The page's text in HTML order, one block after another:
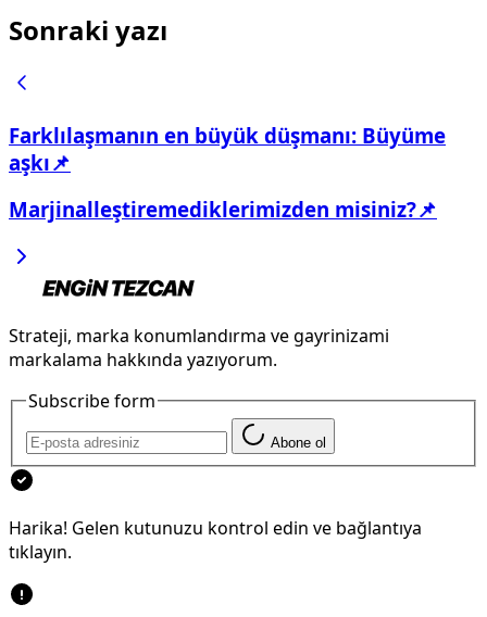
Sonraki yazı
Farklılaşmanın en büyük düşmanı: Büyüme
aşkı📌
Marjinalleştiremediklerimizden misiniz?📌
Strateji, marka konumlandırma ve gayrinizami
markalama hakkında yazıyorum.
Subscribe form
Abone ol
Harika! Gelen kutunuzu kontrol edin ve bağlantıya
tıklayın.